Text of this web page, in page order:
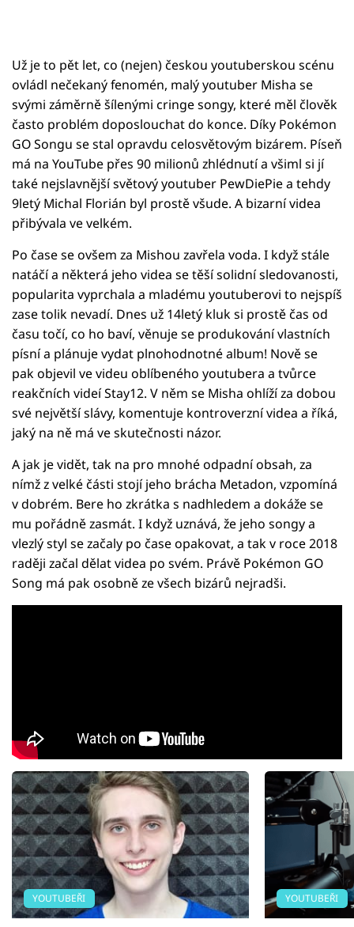
Už je to pět let, co (nejen) českou youtuberskou scénu
ovládl nečekaný fenomén, malý youtuber Misha se
svými záměrně šílenými cringe songy, které měl člověk
často problém doposlouchat do konce. Díky Pokémon
GO Songu se stal opravdu celosvětovým bizárem. Píseň
má na YouTube přes 90 milionů zhlédnutí a všiml si jí
také nejslavnější světový youtuber PewDiePie a tehdy
9letý Michal Florián byl prostě všude. A bizarní videa
přibývala ve velkém.
Po čase se ovšem za Mishou zavřela voda. I když stále
natáčí a některá jeho videa se těší solidní sledovanosti,
popularita vyprchala a mladému youtuberovi to nejspíš
zase tolik nevadí. Dnes už 14letý kluk si prostě čas od
času točí, co ho baví, věnuje se produkování vlastních
písní a plánuje vydat plnohodnotné album! Nově se
pak objevil ve videu oblíbeného youtubera a tvůrce
reakčních videí Stay12. V něm se Misha ohlíží za dobou
své největší slávy, komentuje kontroverzní videa a říká,
jaký na ně má ve skutečnosti názor.
A jak je vidět, tak na pro mnohé odpadní obsah, za
nímž z velké části stojí jeho brácha Metadon, vzpomíná
v dobrém. Bere ho zkrátka s nadhledem a dokáže se
mu pořádně zasmát. I když uznává, že jeho songy a
vlezlý styl se začaly po čase opakovat, a tak v roce 2018
raději začal dělat videa po svém. Právě Pokémon GO
Song má pak osobně ze všech bizárů nejradši.
YOUTUBEŘI YOUTUBEŘI